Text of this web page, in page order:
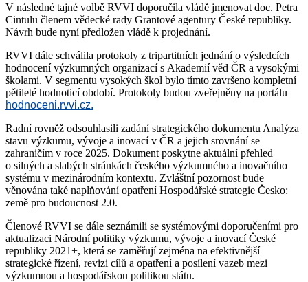
V následné tajné volbě RVVI doporučila vládě jmenovat doc. Petra
Cintulu členem vědecké rady Grantové agentury České republiky.
Návrh bude nyní předložen vládě k projednání.
RVVI dále schválila protokoly z tripartitních jednání o výsledcích
hodnocení výzkumných organizací s Akademií věd ČR a vysokými
školami. V segmentu vysokých škol bylo tímto završeno kompletní
pětileté hodnoticí období. Protokoly budou zveřejněny na portálu
hodnoceni.rvvi.cz.
Radní rovněž odsouhlasili zadání strategického dokumentu Analýza
stavu výzkumu, vývoje a inovací v ČR a jejich srovnání se
zahraničím v roce 2025. Dokument poskytne aktuální přehled
o silných a slabých stránkách českého výzkumného a inovačního
systému v mezinárodním kontextu. Zvláštní pozornost bude
věnována také naplňování opatření Hospodářské strategie Česko:
země pro budoucnost 2.0.
Členové RVVI se dále seznámili se systémovými doporučeními pro
aktualizaci Národní politiky výzkumu, vývoje a inovací České
republiky 2021+, která se zaměřují zejména na efektivnější
strategické řízení, revizi cílů a opatření a posílení vazeb mezi
výzkumnou a hospodářskou politikou státu.